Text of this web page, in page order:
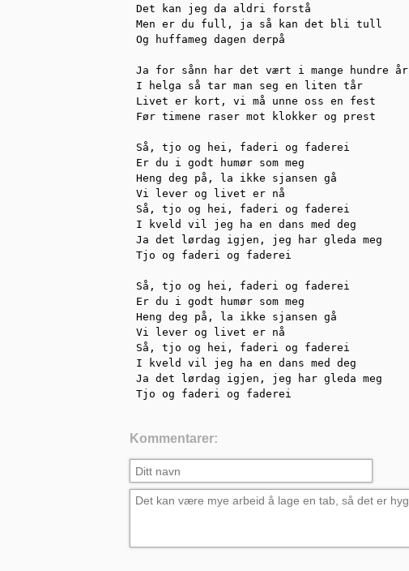
Det kan jeg da aldri forstå
Men er du full, ja så kan det bli tull
Og huffameg dagen derpå
Ja for sånn har det vært i mange hundre år
I helga så tar man seg en liten tår
Livet er kort, vi må unne oss en fest
Før timene raser mot klokker og prest
Så, tjo og hei, faderi og faderei
Er du i godt humør som meg
Heng deg på, la ikke sjansen gå
Vi lever og livet er nå
Så, tjo og hei, faderi og faderei
I kveld vil jeg ha en dans med deg
Ja det lørdag igjen, jeg har gleda meg
Tjo og faderi og faderei
Så, tjo og hei, faderi og faderei
Er du i godt humør som meg
Heng deg på, la ikke sjansen gå
Vi lever og livet er nå
Så, tjo og hei, faderi og faderei
I kveld vil jeg ha en dans med deg
Ja det lørdag igjen, jeg har gleda meg
Tjo og faderi og faderei
Kommentarer: